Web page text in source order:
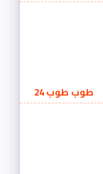
طوب طوب 24